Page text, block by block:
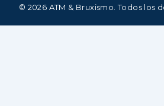
© 2026 ATM & Bruxismo. Todos los